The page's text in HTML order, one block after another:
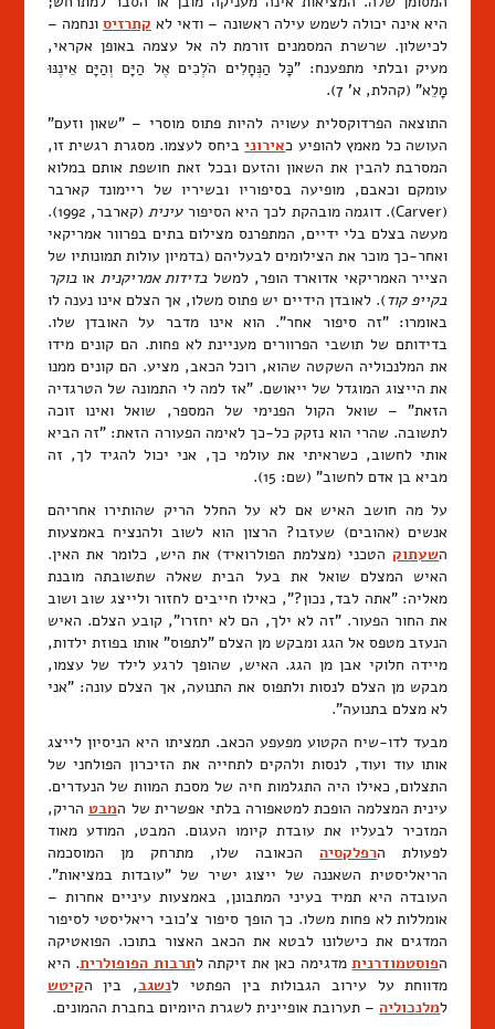
היא אינה יכולה לשמש עילה ראשונה – ודאי לא קתרזיס ונחמה –
לכישלון. שרשרת המסמנים זורמת לה אל עצמה באופן אקראי,
מעיק ובלתי מתפענח: "כָּל הַנְּחָלִים הֹלְכִים אֶל הַיָּם וְהַיָּם אֵינֶנּוּ
מָלֵא" (קהלת, א' 7).
התוצאה הפרדוקסלית עשויה להיות פתוס מוסרי – "שאון וזעם"
העושה כל מאמץ להופיע כאירוניביחס לעצמו. מסגרת רגשית זו,
המסרבת להבין את השאון והזעם ובכל זאת חושפת אותם במלוא
עומקם וכאבם, מופיעה בסיפוריו ובשיריו של ריימונד קארבר
(Carver). דוגמה מובהקת לכך היא הסיפור
עינית
(קארבר, 1992).
מעשה בצלם בלי ידיים, המתפרנס מצילום בתים בפרוור אמריקאי
ואחר-כך מוכר את הצילומים לבעליהם (בדמיון עולות תמונותיו של
הצייר האמריקאי אדוארד הופר, למשל בדידות אמריקנית אובוקר
בקייפ קוד). לאובדן הידיים יש פתוס משלו, אך הצלם אינו נענה לו
באומרו: "זה סיפור אחר". הוא אינו מדבר על האובדן שלו.
בדידותם של תושבי הפרוורים מעניינת לא פחות. הם קונים מידו
את המלנכוליה השקטה שהוא, רוכל הכאב, מציע. הם קונים ממנו
את הייצוג המוגדל של ייאושם. "אז למה לי התמונה של הטרגדיה
הזאת" – שואל הקול הפנימי של המספר, שואל ואינו זוכה
לתשובה. שהרי הוא נזקק כל-כך לאימה הפעורה הזאת: "זה הביא
אותי לחשוב, כשראיתי את עולמי כך, אני יכול להגיד לך, זה
מביא בן אדם לחשוב" (שם: 15).
על מה חושב האיש אם לא על החלל הריק שהותירו אחריהם
אנשים (אהובים) שעזבו? הרצון הוא לשוב ולהנציח באמצעות
השעתוק הטכני (מצלמת הפולרואיד) את היש, כלומר את האין.
האיש המצלם שואל את בעל הבית שאלה שתשובתה מובנת
מאליה: "אתה לבד, נכון?", כאילו חייבים לחזור ולייצג שוב ושוב
את החור הפעור. "זה לא ילך, הם לא יחזרו", קובע הצלם. האיש
הנעזב מטפס אל הגג ומבקש מן הצלם "לתפוס" אותו בפוזת ילדות,
מיידה חלוקי אבן מן הגג. האיש, שהופך לרגע לילד של עצמו,
מבקש מן הצלם לנסות ולתפוס את התנועה, אך הצלם עונה: "אני
לא מצלם בתנועה".
מבעד לדו-שיח הקטוע מפעפע הכאב. תמציתו היא הניסיון לייצג
אותו עוד ועוד, לנסות ולהקים לתחייה את הזיכרון הפולחני של
התצלום, כאילו היה התגלמות חיה של מסכת המוות של הנעדרים.
עינית המצלמה הופכת למטאפורה בלתי אפשרית של המבט הריק,
המזכיר לבעליו את עובדת קיומו העגום. המבט, המודע מאוד
לפעולת הרפלקסיה הכאובה שלו, מתרחק מן המוסכמה
הריאליסטית השאננה של ייצוג ישיר של "עובדות במציאות".
העובדה היא תמיד בעיני המתבונן, באמצעות עיניים אחרות –
אומללות לא פחות משלו. כך הופך סיפור צ'כובי ריאליסטי לסיפור
המדגים את כישלונו לבטא את הכאב האצור בתוכו. הפואטיקה
הפוסטמודרניתמדגימה כאן את זיקתה לתרבות הפופולרית. היא
מדווחת על עירוב הגבולות בין הפתטי לנשגב, בין הקיטש
למלנכוליה – תערובת אופיינית לשגרת היומיום בחברת ההמונים.